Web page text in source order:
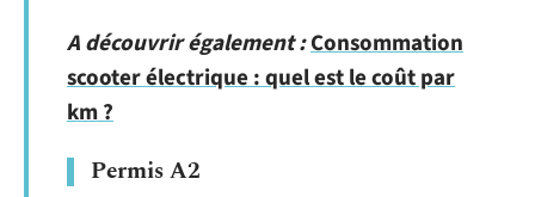
A découvrir également :Consommation
scooter électrique : quel est le coût par
km ?
Permis A2